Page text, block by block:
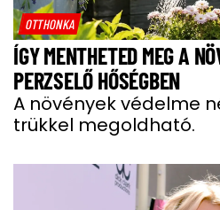
OTTHONKA
ÍGY MENTHETED MEG A
PERZSELŐ HŐSÉGBEN
A növények védelme
trükkel megoldható.